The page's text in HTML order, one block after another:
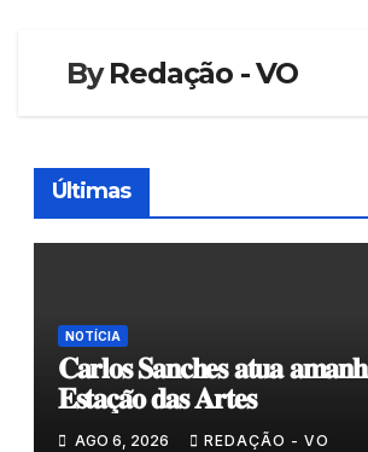
ByRedação - VO
Últimas
NOTÍCIA
𝐂𝐚𝐫𝐥𝐨𝐬 𝐒𝐚𝐧𝐜𝐡𝐞𝐬 𝐚𝐭𝐮𝐚
𝐄𝐬𝐭𝐚𝐜̧𝐚̃𝐨 𝐝𝐚𝐬 𝐀𝐫𝐭𝐞𝐬
AGO 6, 2026 REDAÇÃO - VO